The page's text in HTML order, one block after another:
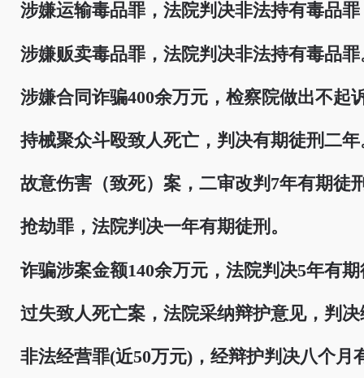
涉嫌运输毒品罪，法院判决非法持有毒品罪
涉嫌贩卖毒品罪，法院判决非法持有毒品罪
涉嫌合同诈骗400余万元，检察院做出不起
持械聚众斗殴致人死亡，判决有期徒刑二年
故意伤害（致死）案，二审改判7年有期徒
抢劫罪，法院判决一年有期徒刑。
诈骗涉案金额140余万元，法院判决5年有
过失致人死亡案，法院采纳辩护意见，判
非法经营罪(近50万元)，经辩护判决八个月